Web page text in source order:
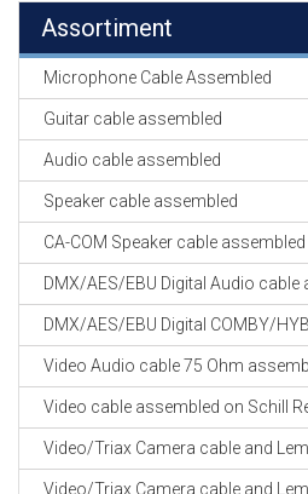
Assortiment
Microphone Cable Assembled
Guitar cable assembled
Audio cable assembled
Speaker cable assembled
CA-COM Speaker cable assembled
DMX/AES/EBU Digital Audio cable
DMX/AES/EBU Digital COMBY/
Video Audio cable 75 Ohm
Video cable assembled on Schill
Video/Triax Camera cable and
Video/Triax Camera cable and